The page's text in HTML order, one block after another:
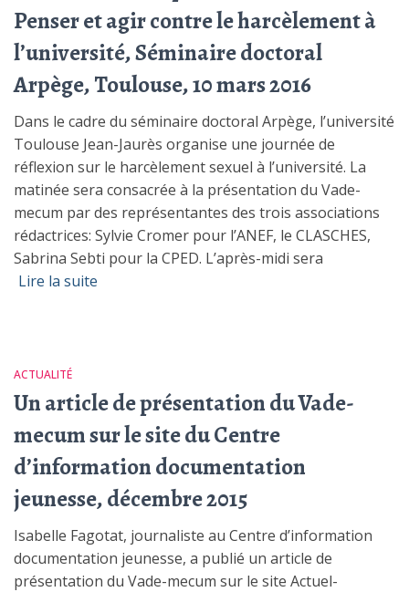
Penser et agir contre le harcèlement à
l’université, Séminaire doctoral
Arpège, Toulouse, 10 mars 2016
Dans le cadre du séminaire doctoral Arpège, l’université
Toulouse Jean-Jaurès organise une journée de
réflexion sur le harcèlement sexuel à l’université. La
matinée sera consacrée à la présentation du Vade-
mecum par des représentantes des trois associations
rédactrices: Sylvie Cromer pour l’ANEF, le CLASCHES,
Sabrina Sebti pour la CPED. L’après-midi sera
Lire la suite
ACTUALITÉ
Un article de présentation du Vade-
mecum sur le site du Centre
d’information documentation
jeunesse, décembre 2015
Isabelle Fagotat, journaliste au Centre d’information
documentation jeunesse, a publié un article de
présentation du Vade-mecum sur le site Actuel-